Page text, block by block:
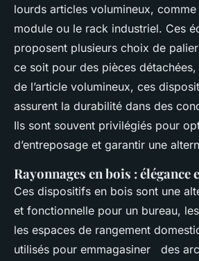
lourds articles volumineux,
module ou le rack industriel. Ces
proposent plusieurs choix de
ce soit pour des pièces
de l’article volumineux, ces
assurent la durabilité dans des
Ils sont souvent privilégiés pour
d’entreposage et garantir une
Rayonnages en bois :
Ces dispositifs en bois sont une
et fonctionnelle pour un bureau,
les espaces de rangement
utilisés pour emmagasiner des